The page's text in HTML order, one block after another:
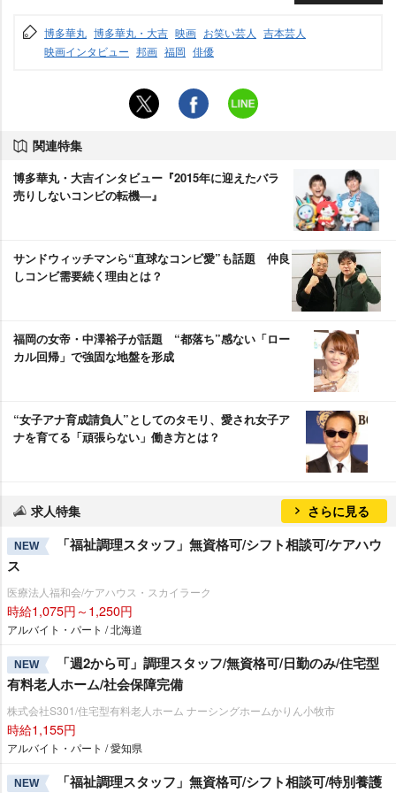
博多華丸 博多華丸・大吉 映画 お笑い芸人 吉本芸人
映画インタビュー 邦画 福岡 俳優
関連特集
博多華丸・大吉インタビュー『2015年に迎えたバラ
売りしないコンビの転機―』
サンドウィッチマンら“直球なコンビ愛”も話題 仲良
しコンビ需要続く理由とは？
福岡の女帝・中澤裕子が話題 “都落ち”感ない「ロー
カル回帰」で強固な地盤を形成
“女子アナ育成請負人”としてのタモリ、愛され女子ア
ナを育てる「頑張らない」働き方とは？
求人特集 さらに見る
NEW
「福祉調理スタッフ」無資格可/シフト相談可/ケアハウ
ス
医療法人福和会/ケアハウス・スカイラーク
時給1,075円～1,250円
アルバイト・パート / 北海道
NEW
「週2から可」調理スタッフ/無資格可/日勤のみ/住宅型
有料老人ホーム/社会保障完備
株式会社S301/住宅型有料老人ホーム ナーシングホームかりん小牧市
時給1,155円
アルバイト・パート / 愛知県
NEW 「福祉調理スタッフ」無資格可/シフト相談可/特別養護